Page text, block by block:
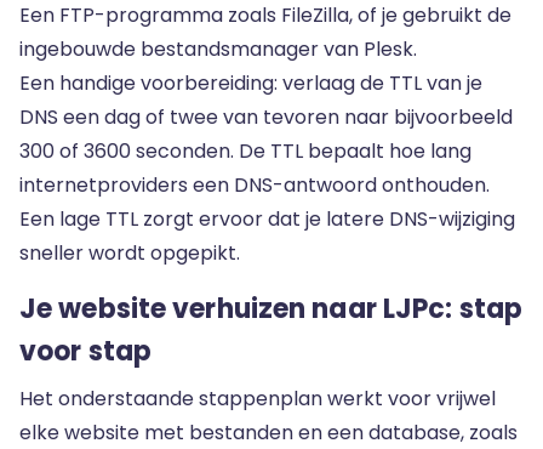
Een FTP-programma zoals FileZilla, of je gebruikt de
ingebouwde bestandsmanager van Plesk.
Een handige voorbereiding: verlaag de TTL van je
DNS een dag of twee van tevoren naar bijvoorbeeld
300 of 3600 seconden. De TTL bepaalt hoe lang
internetproviders een DNS-antwoord onthouden.
Een lage TTL zorgt ervoor dat je latere DNS-wijziging
sneller wordt opgepikt.
Je website verhuizen naar LJPc: stap
voor stap
Het onderstaande stappenplan werkt voor vrijwel
elke website met bestanden en een database, zoals